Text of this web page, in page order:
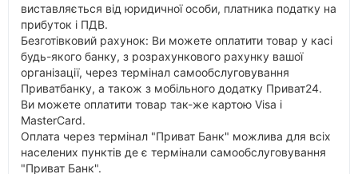
виставляється від юридичної особи, платника податку на
прибуток і ПДВ.
Безготівковий рахунок: Ви можете оплатити товар у касі
будь-якого банку, з розрахункового рахунку вашої
організації, через термінал самообслуговування
Приватбанку, а також з мобільного додатку Приват24.
Ви можете оплатити товар так-же картою Visa і
MasterCard.
Оплата через термінал "Приват Банк" можлива для всіх
населених пунктів де є термінали самообслуговування
"Приват Банк".